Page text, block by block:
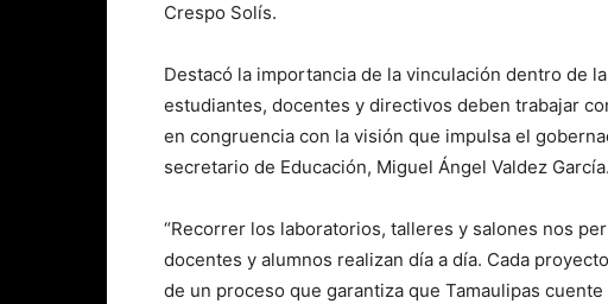
Crespo Solís.
Destacó la importancia de la vinculación dentro de
estudiantes, docentes y directivos deben trabajar
en congruencia con la visión que impulsa el
secretario de Educación, Miguel Ángel Valdez García.
“Recorrer los laboratorios, talleres y salones nos
docentes y alumnos realizan día a día. Cada
de un proceso que garantiza que Tamaulipas